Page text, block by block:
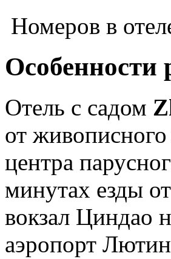
Номеров в
Особенности
Отель с садом
от
центра
минутах езды
вокзал Циндао
аэропорт